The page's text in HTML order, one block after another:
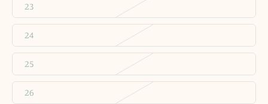
23
24
25
26